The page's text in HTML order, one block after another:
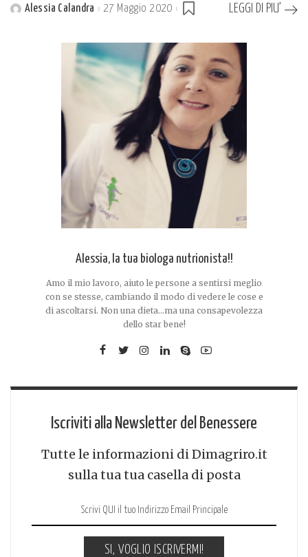
PostedAlessia Calandra 27 Maggio 2020 LEGGI DI PIU’
Alessia, la tua biologa nutrionista!!
Amo il mio lavoro, aiuto le persone a sentirsi meglio
con se stesse, cambiando il modo di vedere le cose e
di ascoltarsi. Non una dieta...ma una consapevolezza
dello star bene!
Iscriviti alla Newsletter del Benessere
Tutte le informazioni di Dimagriro.it
sulla tua tua casella di posta
SI, VOGLIO ISCRIVERMI!